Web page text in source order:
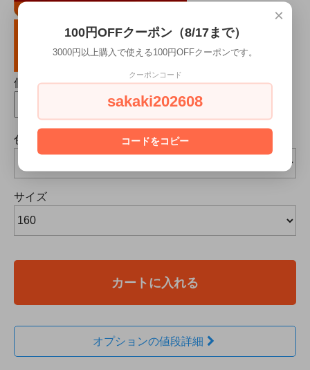
個数
色
サイズ
カートに入れる
オプションの値段詳細
×
100円OFFクーポン（8/17まで）
3000円以上購入で使える100円OFFクーポンです。
クーポンコード
sakaki202608
コードをコピー